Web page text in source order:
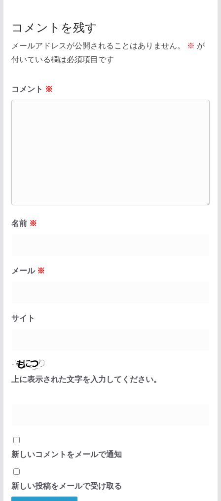
コメントを残す
メールアドレスが公開されることはありません。 ※ が
付いている欄は必須項目です
コメント ※
名前 ※
メール ※
サイト
上に表示された文字を入力してください。
新しいコメントをメールで通知
新しい投稿をメールで受け取る